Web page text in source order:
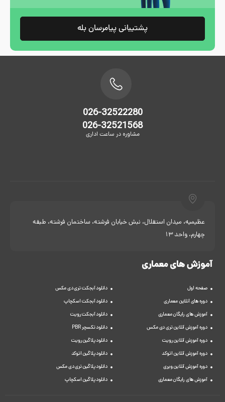
پشتیبانی پیامرسان بله
026-32522280
026-32521568
مشاوره در ساعت اداری
عظیمیه، میدان استقلال، نبش خیابان فرشته، ساختمان فرشته، طبقه
چهارم، واحد 13
آموزش های معماری
صفحه اول
دوره های آنلاین معماری
آموزش های رایگان معماری
دوره آموزش آنلاین تری دی مکس
دوره آموزش آنلاین رویت
دوره آموزش آنلاین اتوکد
دوره آموزش آنلاین ویری
آموزش های رایگان معماری
دانلود آبجکت تری دی مکس
دانلود آبجکت اسکچاپ
دانلود آبجکت رویت
دانلود تکسچر PBR
دانلود پلاگین رویت
دانلود پلاگین اتوکد
دانلود پلاگین تری دی مکس
دانلود پلاگین اسکچاپ